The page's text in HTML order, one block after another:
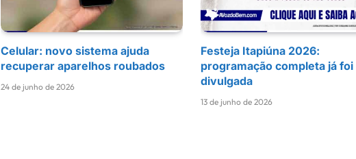
Celular: novo sistema ajuda
recuperar aparelhos roubados
24 de junho de 2026
Festeja Itapiúna 2026:
programação completa já foi
divulgada
13 de junho de 2026